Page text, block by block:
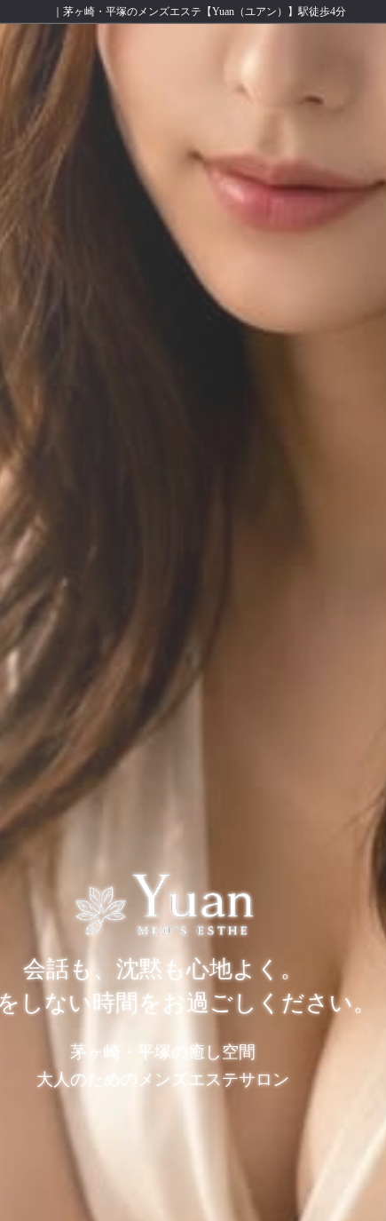
｜茅ヶ崎・平塚のメンズエステ【Yuan（ユアン）】駅徒歩4分
会話も、沈黙も心地よく。
しない時間をお過ごしください。
茅ヶ崎・平塚の癒し空間
大人のためのメンズエステサロン